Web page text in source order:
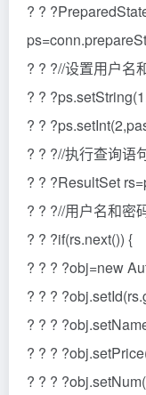
? ?
? ? ?//设置用户名
? ?
? ?
? ? ?//执行查询语
? ? ?ResultSet
? ? ?//用户名和密
? ? ?if(rs.next()) {
? ? ? ?obj=new
? ? ?
? ? ?
? ? ?
? ? ?